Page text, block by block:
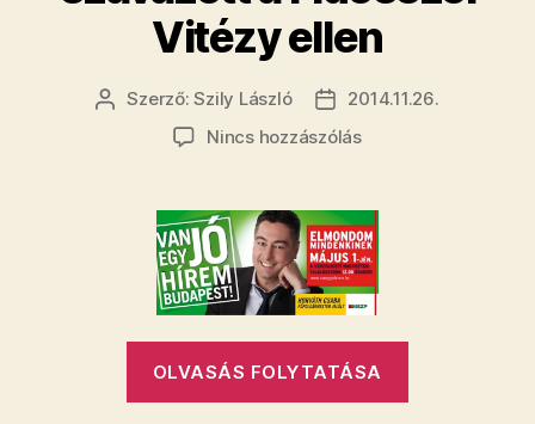
Vitézy ellen
Bejegyzés
szerzője
Szerző:Szily László
Bejegyzés
dátuma
2014.11.26.
Nincs hozzászólása(z)
MSZP
együtt
szavazott
a
Fidesszel
Vitézy
ellen
bejegyzéshez
OLVASÁS FOLYTATÁSA